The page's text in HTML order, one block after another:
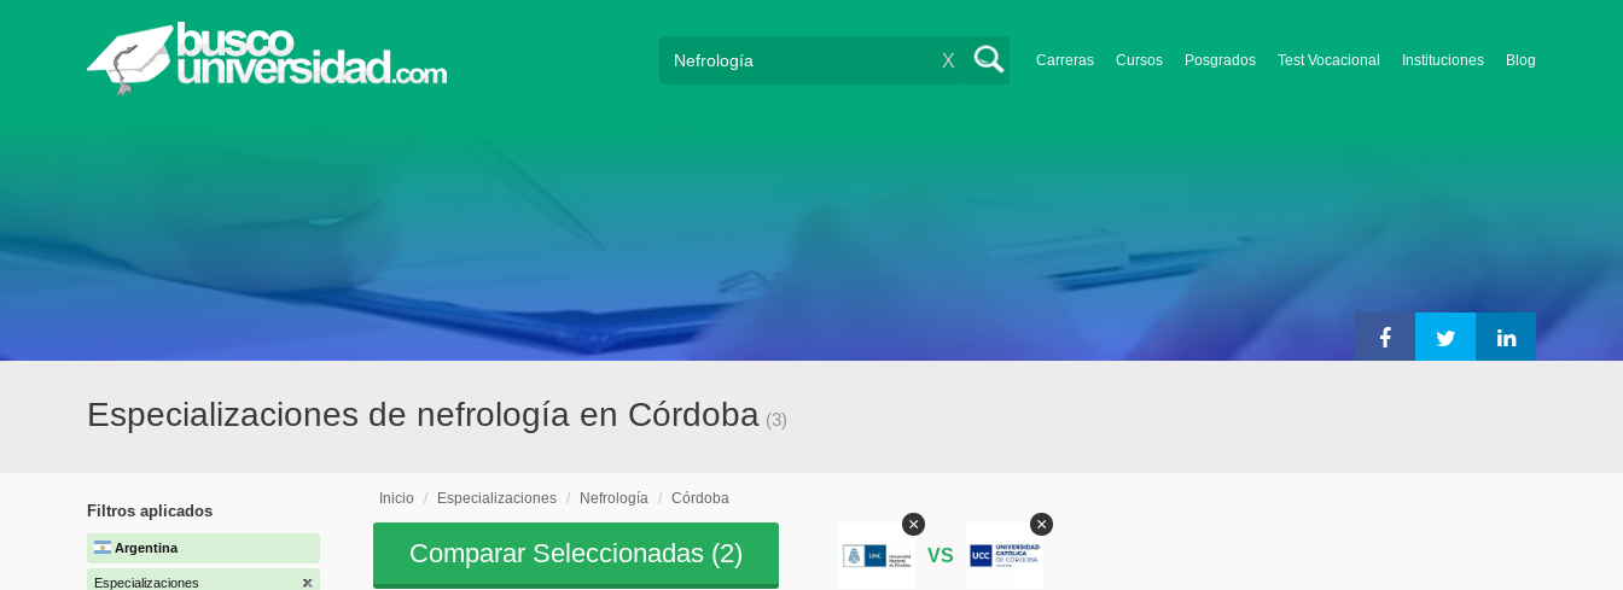
Carreras Cursos Posgrados Test Vocacional Instituciones Blog
X
Especializaciones de nefrología en Córdoba (3)
Filtros aplicados
Argentina
Especializaciones
Inicio / Especializaciones / Nefrología / Córdoba
Comparar Seleccionadas (2)
×
VS
×